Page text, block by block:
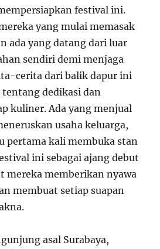
festival ini.
yang mulai memasak
ada yang datang dari luar
sendiri demi menjaga
cerita dari balik dapur ini
dedikasi dan
kuliner. Ada yang menjual
usaha keluarga,
pertama kali membuka stan
ini sebagai ajang debut
mereka memberikan nyawa
membuat setiap suapan
asal Surabaya,